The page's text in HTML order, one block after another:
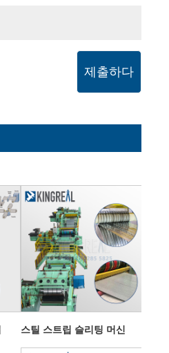
제출하다
스틸 스트립 슬리팅 머신